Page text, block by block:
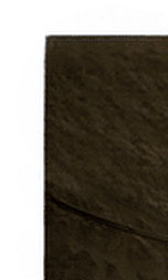
Italiano English
Menu